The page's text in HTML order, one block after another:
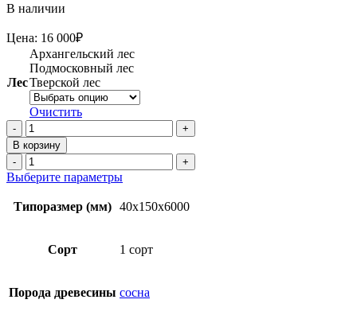
В наличии
Цена: 16 000₽
Лес
Архангельский лес
Подмосковный лес
Тверской лес
Очистить
Количество
товара
Доска
обрезная
40х150х6000
1
В корзину
Количество
товара
Доска
обрезная
40х150х6000
из
сосны
Выберите параметрыЭтот
имеет
Опции
на
Типоразмер (мм) 40x150x6000
Сорт 1 сорт
Порода древесины сосна